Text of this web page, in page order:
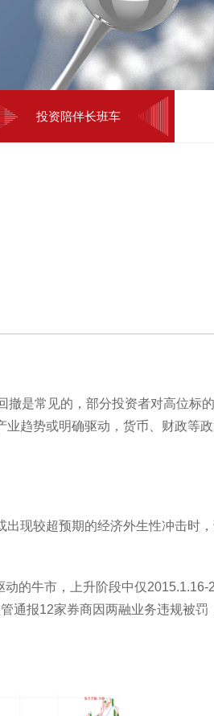
投资陪伴长班车
是常见的，部分投资者对高位标
趋势或明确驱动，货币、财政等
现较超预期的经济外生性冲击时
动的牛市，上升阶段中仅2015.1.16-
通报12家券商因两融业务违规被罚